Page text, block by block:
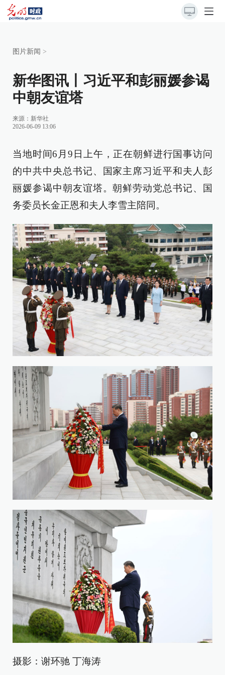
图片新闻 >
新华图讯丨习近平和彭丽媛参谒
中朝友谊塔
来源： 新华社
2026-06-09 13:06
当地时间6月9日上午，正在朝鲜进行国事访问
的中共中央总书记、国家主席习近平和夫人彭
丽媛参谒中朝友谊塔。朝鲜劳动党总书记、国
务委员长金正恩和夫人李雪主陪同。
摄影：谢环驰 丁海涛